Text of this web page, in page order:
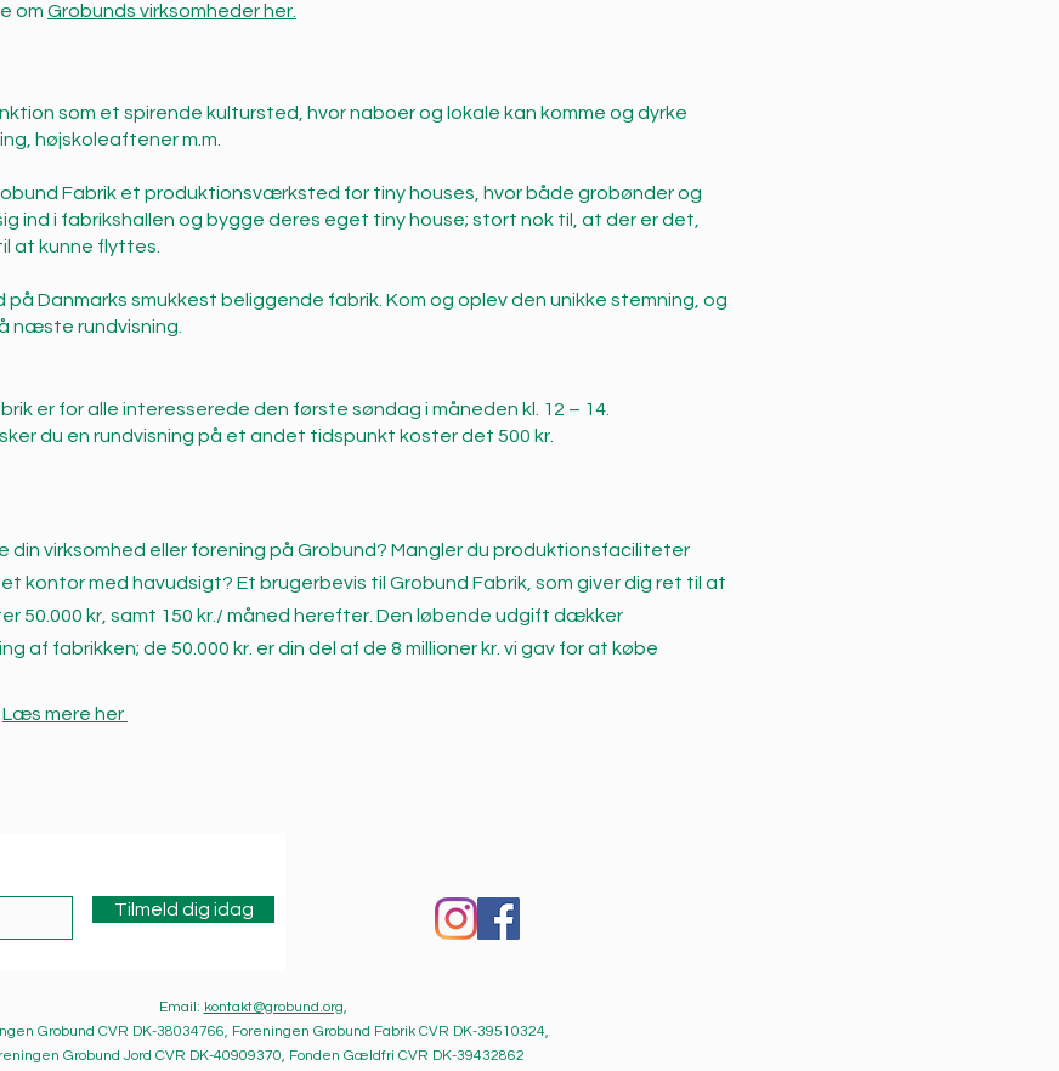
som et spirende kultursted, hvor naboer og lokale kan komme og dyrke
højskoleaftener m.m.
Fabrik et produktionsværksted for tiny houses, hvor både grobønder og
ind i fabrikshallen og bygge deres eget tiny house; stort nok til, at der er det,
at kunne flyttes.
Danmarks smukkest beliggende fabrik. Kom og oplev den unikke stemning, og
næste rundvisning.
er for alle interesserede den første søndag i måneden kl. 12 – 14.
du en rundvisning på et andet tidspunkt koster det 500 kr.
din virksomhed eller forening på Grobund? Mangler du produktionsfaciliteter
kontor med havudsigt? Et brugerbevis til Grobund Fabrik, som giver dig ret til at
50.000 kr, samt 150 kr./ måned herefter. Den løbende udgift dækker
af fabrikken; de 50.000 kr. er din del af de 8 millioner kr. vi gav for at købe
Læs mere her
om Grobunds virksomheder her.
Tilmeld dig idag
Email: kontakt@grobund.org,
Grobund CVR DK-38034766, Foreningen Grobund Fabrik CVR DK-39510324,
Grobund Jord CVR DK-40909370, Fonden Gældfri CVR DK-39432862